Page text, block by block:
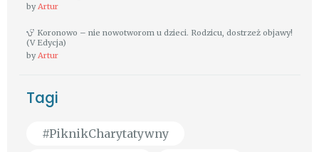
by Artur
Koronowo – nie nowotworom u dzieci. Rodzicu, dostrzeż objawy!
(V Edycja)
byArtur
Tagi
#PiknikCharytatywny